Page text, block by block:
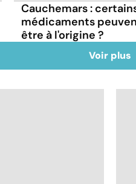
Cauchemars :
médicaments
être à l'origine ?
Voir plus